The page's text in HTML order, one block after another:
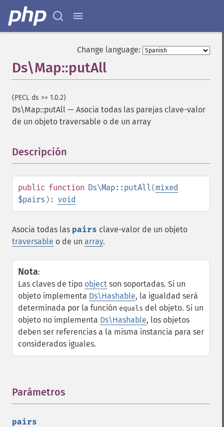
Change language:
Ds\Map::putAll
(PECL ds >= 1.0.2)
Ds\Map::putAll — Asocia todas las parejas clave-valor
de un objeto traversable o de un array
Descripción
public function Ds\Map::putAll(mixed
$pairs ): void
Asocia todas las pairs clave-valor de un objeto
traversable o de un array.
Nota:
Las claves de tipo object son soportadas. Si un
objeto implementa Ds\Hashable, la igualdad será
determinada por la función equals del objeto. Si un
objeto no implementa Ds\Hashable, los objetos
deben ser referencias a la misma instancia para ser
considerados iguales.
Parámetros
pairs